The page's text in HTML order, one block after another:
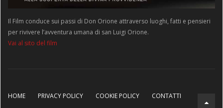
Il Film conduce sui passi di Don Orione attraverso luoghi, fatti e pensieri
per rivivere l’avventura umana di san Luigi Orione.
Vai al sito del film
HOME PRIVACY POLICY COOKIE POLICY
CONTATTI